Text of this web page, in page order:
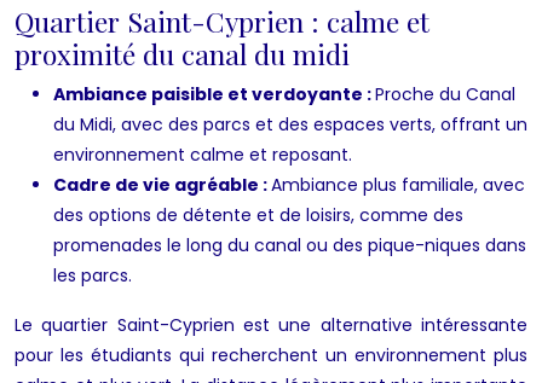
Quartier Saint-Cyprien : calme et
proximité du canal du midi
Ambiance paisible et verdoyante :Proche du Canal
du Midi, avec des parcs et des espaces verts, offrant un
environnement calme et reposant.
Cadre de vie agréable :Ambiance plus familiale, avec
des options de détente et de loisirs, comme des
promenades le long du canal ou des pique-niques dans
les parcs.
Le quartier Saint-Cyprien est une alternative intéressante
pour les étudiants qui recherchent un environnement plus